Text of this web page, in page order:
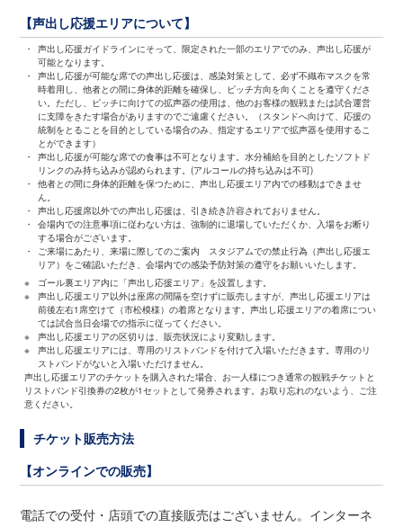
【声出し応援エリアについて】
・
声出し応援ガイドラインにそって、限定された一部のエリアでのみ、声出し応援が
可能となります。
・
声出し応援が可能な席での声出し応援は、感染対策として、必ず不織布マスクを常
時着用し、他者との間に身体的距離を確保し、ピッチ方向を向くことを遵守くださ
い。ただし、ピッチに向けての拡声器の使用は、他のお客様の観戦または試合運営
に支障をきたす場合がありますのでご遠慮ください。（スタンドへ向けて、応援の
統制をとることを目的としている場合のみ、指定するエリアで拡声器を使用するこ
とができます）
・
声出し応援が可能な席での食事は不可となります。水分補給を目的としたソフトド
リンクのみ持ち込みが認められます。(アルコールの持ち込みは不可)
・
他者との間に身体的距離を保つために、声出し応援エリア内での移動はできませ
ん。
・
声出し応援席以外での声出し応援は、引き続き許容されておりません。
・
会場内での注意事項に従わない方は、強制的に退場していただくか、入場をお断り
する場合がございます。
・
ご来場にあたり、来場に際してのご案内 スタジアムでの禁止行為（声出し応援エ
リア）をご確認いただき、会場内での感染予防対策の遵守をお願いいたします。
※
ゴール裏エリア内に「声出し応援エリア」を設置します。
※
声出し応援エリア以外は座席の間隔を空けずに販売しますが、声出し応援エリアは
前後左右1席空けて（市松模様）の着席となります。声出し応援エリアの着席につい
ては試合当日会場での指示に従ってください。
※
声出し応援エリアの区切りは、販売状況により変動します。
※
声出し応援エリアには、専用のリストバンドを付けて入場いただきます。専用のリ
ストバンドがないと入場いただけません。
声出し応援エリアのチケットを購入された場合、お一人様につき通常の観戦チケットと
リストバンド引換券の2枚が1セットとして発券されます。お取り忘れのないよう、ご注
意ください。
チケット販売方法
【オンラインでの販売】
電話での受付・店頭での直接販売はございません。インターネ